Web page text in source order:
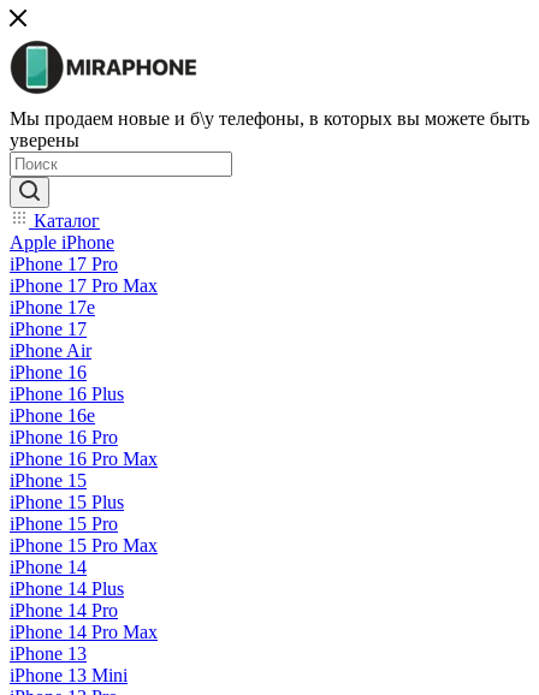
Мы продаем новые и б\у телефоны, в которых вы можете быть
уверены
Каталог
Apple iPhone
iPhone 17 Pro
iPhone 17 Pro Max
iPhone 17e
iPhone 17
iPhone Air
iPhone 16
iPhone 16 Plus
iPhone 16e
iPhone 16 Pro
iPhone 16 Pro Max
iPhone 15
iPhone 15 Plus
iPhone 15 Pro
iPhone 15 Pro Max
iPhone 14
iPhone 14 Plus
iPhone 14 Pro
iPhone 14 Pro Max
iPhone 13
iPhone 13 Mini